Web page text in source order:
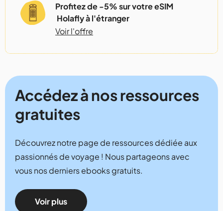
Profitez de -5% sur votre eSIM
Holafly à l'étranger
Voir l'offre
Accédez à nos ressources
gratuites
Découvrez notre page de ressources dédiée aux
passionnés de voyage ! Nous partageons avec
vous nos derniers ebooks gratuits.
Voir plus